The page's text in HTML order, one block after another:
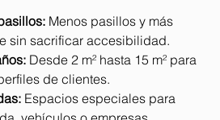
Menos pasillos y más
sin sacrificar accesibilidad.
Desde 2 m² hasta 15 m² para
de clientes.
Espacios especiales para